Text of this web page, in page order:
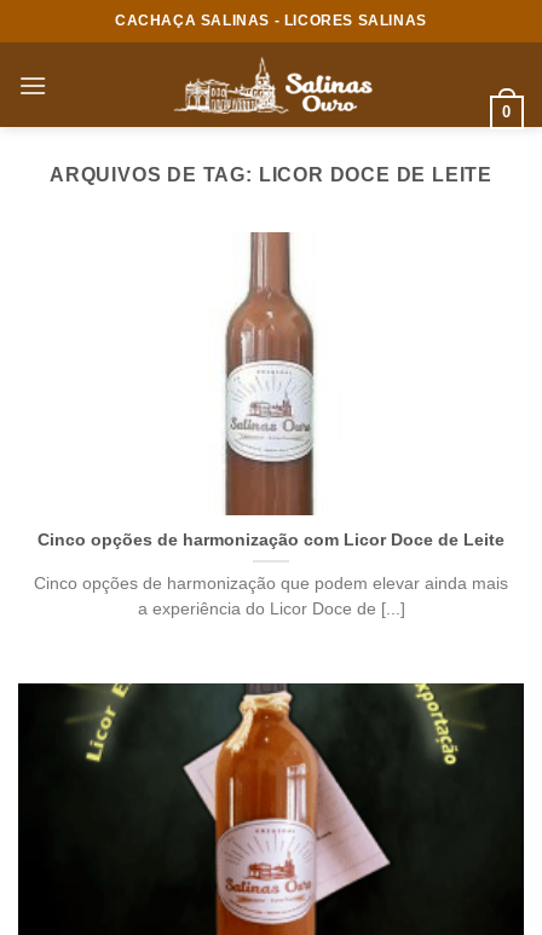
to
content
CACHAÇA SALINAS - LICORES SALINAS
0
ARQUIVOS DE TAG: LICOR DOCE DE LEITE
Cinco opções de harmonização com Licor Doce de Leite
Cinco opções de harmonização que podem elevar ainda mais
a experiência do Licor Doce de [...]